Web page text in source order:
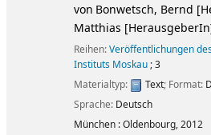
von Bonwetsch, Bernd
Matthias
Reihen:Veröffentlichungen
Instituts Moskau; 3
Materialtyp:
Text; Format:
Sprache: Deutsch
München :Oldenbourg,2012